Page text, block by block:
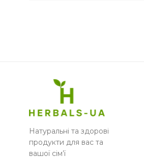
Натуральні та здорові
продукти для вас та
вашої сім’ї